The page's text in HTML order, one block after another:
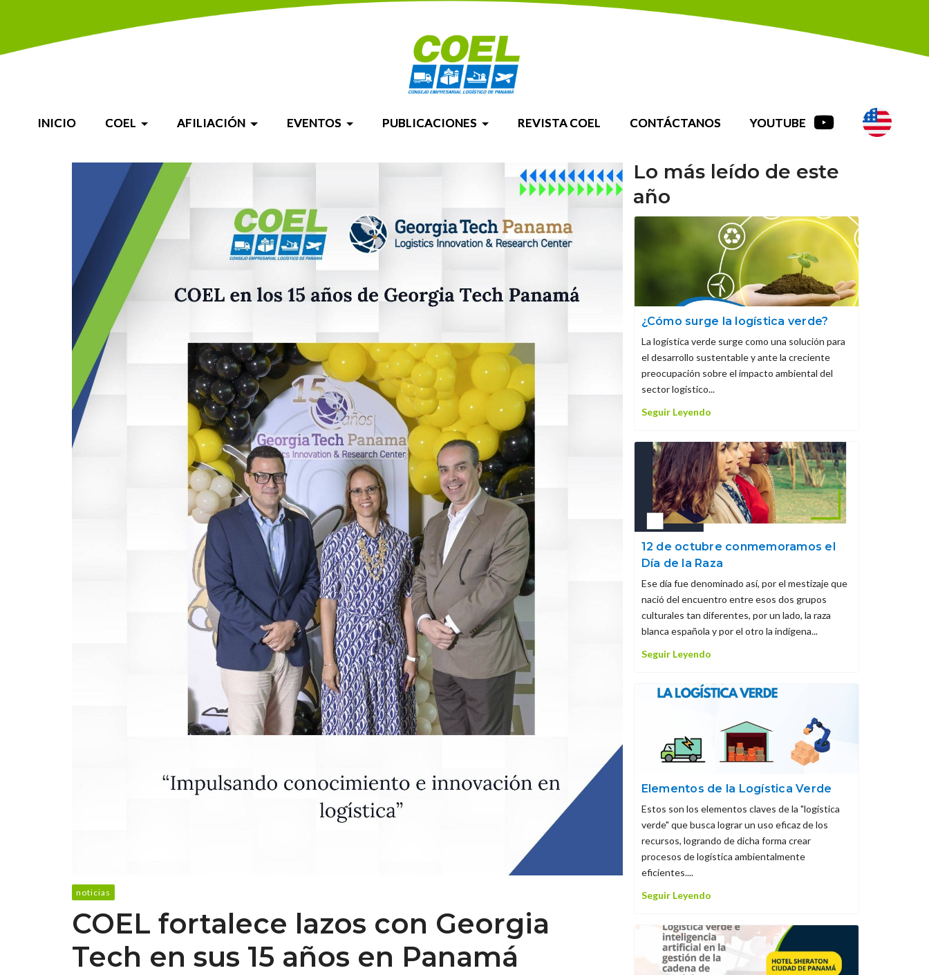
INICIO COEL AFILIACIÓN EVENTOS PUBLICACIONES REVISTA COEL CONTÁCTANOS YOUTUBE
noticias
COEL fortalece lazos con Georgia
Tech en sus 15 años en Panamá
Lo más leído de este
año
¿Cómo surge la logística verde?
La logística verde surge como una solución para
el desarrollo sustentable y ante la creciente
preocupación sobre el impacto ambiental del
sector logístico...
Seguir Leyendo
12 de octubre conmemoramos el
Día de la Raza
Ese día fue denominado así, por el mestizaje que
nació del encuentro entre esos dos grupos
culturales tan diferentes, por un lado, la raza
blanca española y por el otro la indígena...
Seguir Leyendo
Elementos de la Logística Verde
Estos son los elementos claves de la "logística
verde" que busca lograr un uso eficaz de los
recursos, logrando de dicha forma crear
procesos de logística ambientalmente
eficientes....
Seguir Leyendo